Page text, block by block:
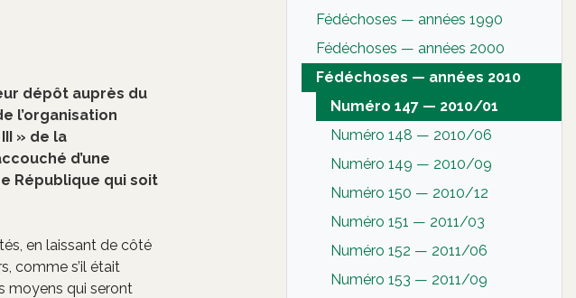
dépôt auprès du
l’organisation
» de la
d’une
République qui soit
en laissant de côté
comme s’il était
moyens qui seront
Fédéchoses — années 1990
Fédéchoses — années 2000
Fédéchoses — années 2010
Numéro 147 — 2010/01
Numéro 148 — 2010/06
Numéro 149 — 2010/09
Numéro 150 — 2010/12
Numéro 151 — 2011/03
Numéro 152 — 2011/06
Numéro 153 — 2011/09